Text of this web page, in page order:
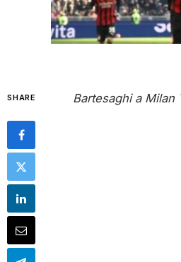
SHARE Bartesaghi a Milan